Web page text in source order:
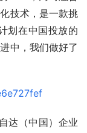
技术，是一款挑
划在中国投放的
中，我们做好了
达（中国）企业